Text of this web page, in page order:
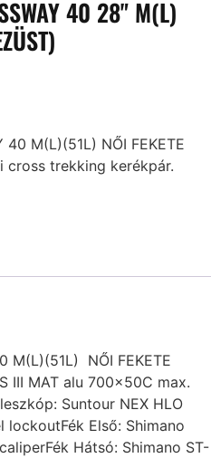
40 28" M(L)
40 M(L)(51L) NŐI FEKETE
cross trekking kerékpár.
M(L)(51L) NŐI FEKETE
III MAT alu 700x50C max.
Suntour NEX HLO
Első: Shimano
Hátsó: Shimano ST-